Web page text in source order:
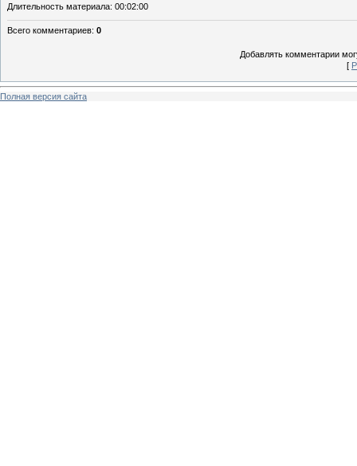
Длительность материала: 00:02:00
Всего комментариев: 0
Добавлять комментарии
[
Полная версия сайта